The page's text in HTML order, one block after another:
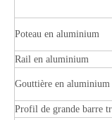
Poteau en aluminium
Rail en aluminium
Gouttière en aluminium
Profil de grande barre